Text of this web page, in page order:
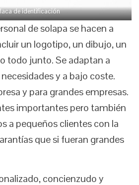
de identificación
de solapa se hacen a
un logotipo, un dibujo, un
todo junto. Se adaptan a
y a bajo coste.
y para grandes empresas.
importantes pero también
a pequeños clientes con la
que si fueran grandes
concienzudo y